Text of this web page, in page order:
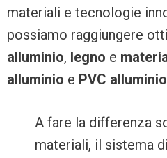
materiali e tecnologie
possiamo raggiungere
alluminio, legno e
alluminio e PVC alluminio
A fare la differenza
materiali, il sistema